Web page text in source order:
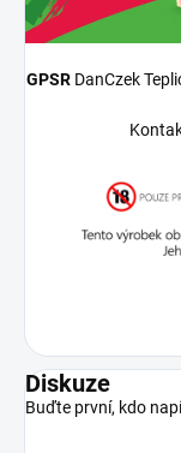
GPSR DanCzek
Diskuze
Buďte první, kdo